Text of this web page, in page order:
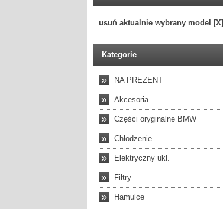
usuń aktualnie wybrany model [X]
Kategorie
» NA PREZENT
» Akcesoria
» Części oryginalne BMW
» Chłodzenie
» Elektryczny ukł.
» Filtry
» Hamulce